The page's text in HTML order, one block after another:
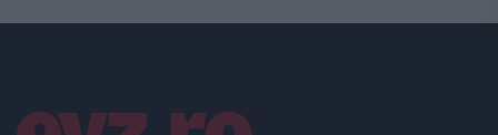
Linkuri utile